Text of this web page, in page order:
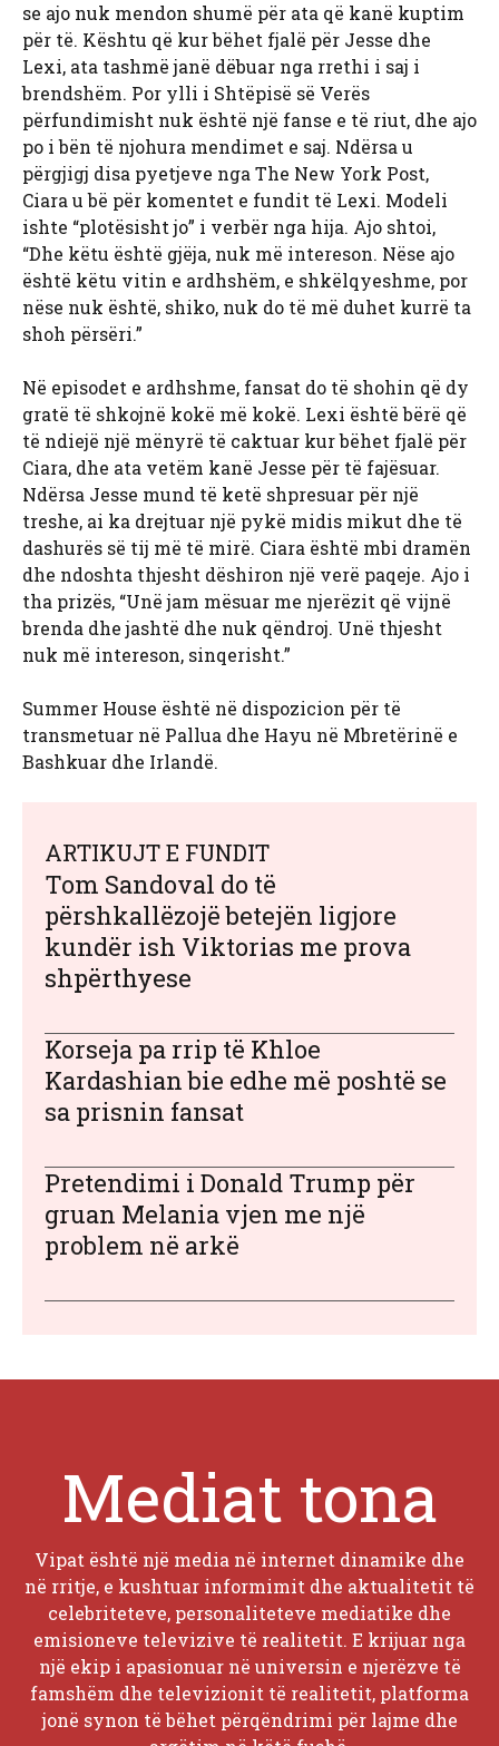
se ajo nuk mendon shumë për ata që kanë kuptim
për të. Kështu që kur bëhet fjalë për Jesse dhe
Lexi, ata tashmë janë dëbuar nga rrethi i saj i
brendshëm. Por ylli i Shtëpisë së Verës
përfundimisht nuk është një fanse e të riut, dhe ajo
po i bën të njohura mendimet e saj. Ndërsa u
përgjigj disa pyetjeve nga The New York Post,
Ciara u bë për komentet e fundit të Lexi. Modeli
ishte “plotësisht jo” i verbër nga hija. Ajo shtoi,
“Dhe këtu është gjëja, nuk më intereson. Nëse ajo
është këtu vitin e ardhshëm, e shkëlqyeshme, por
nëse nuk është, shiko, nuk do të më duhet kurrë ta
shoh përsëri.”
Në episodet e ardhshme, fansat do të shohin që dy
gratë të shkojnë kokë më kokë. Lexi është bërë që
të ndiejë një mënyrë të caktuar kur bëhet fjalë për
Ciara, dhe ata vetëm kanë Jesse për të fajësuar.
Ndërsa Jesse mund të ketë shpresuar për një
treshe, ai ka drejtuar një pykë midis mikut dhe të
dashurës së tij më të mirë. Ciara është mbi dramën
dhe ndoshta thjesht dëshiron një verë paqeje. Ajo i
tha prizës, “Unë jam mësuar me njerëzit që vijnë
brenda dhe jashtë dhe nuk qëndroj. Unë thjesht
nuk më intereson, sinqerisht.”
Summer House është në dispozicion për të
transmetuar në Pallua dhe Hayu në Mbretërinë e
Bashkuar dhe Irlandë.
ARTIKUJT E FUNDIT
Tom Sandoval do të
përshkallëzojë betejën ligjore
kundër ish Viktorias me prova
shpërthyese
Korseja pa rrip të Khloe
Kardashian bie edhe më poshtë se
sa prisnin fansat
Pretendimi i Donald Trump për
gruan Melania vjen me një
problem në arkë
Mediat tona
Vipat është një media në internet dinamike dhe
në rritje, e kushtuar informimit dhe aktualitetit të
celebriteteve, personaliteteve mediatike dhe
emisioneve televizive të realitetit. E krijuar nga
një ekip i apasionuar në universin e njerëzve të
famshëm dhe televizionit të realitetit, platforma
jonë synon të bëhet përqëndrimi për lajme dhe